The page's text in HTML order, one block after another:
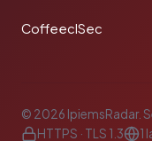
CoffeeclSec
© 2026 IpiemsRadar.
HTTPS · TLS 1.3
1